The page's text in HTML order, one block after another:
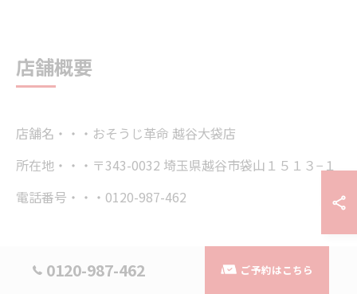
店舗概要
店舗名・・・おそうじ革命 越谷大袋店
所在地・・・〒343-0032 埼玉県越谷市袋山１５１３−１
電話番号・・・0120-987-462
0120-987-462 ご予約はこちら